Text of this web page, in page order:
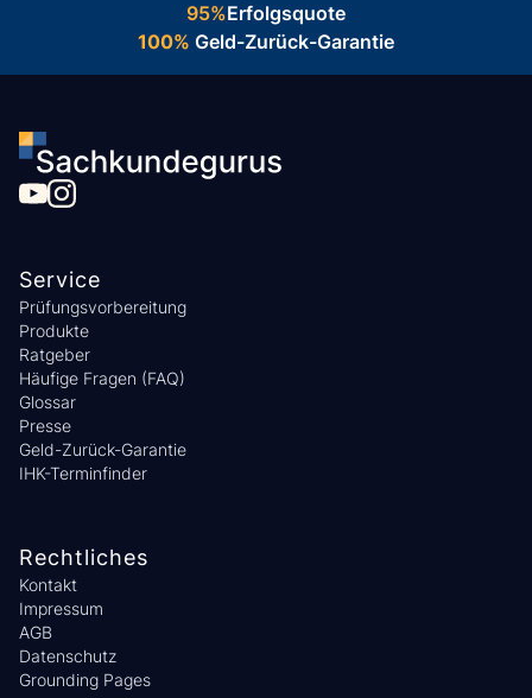
95%Erfolgsquote
100% Geld-Zurück-Garantie
Service
Prüfungsvorbereitung
Produkte
Ratgeber
Häufige Fragen (FAQ)
Glossar
Presse
Geld-Zurück-Garantie
IHK-Terminfinder
Rechtliches
Kontakt
Impressum
AGB
Datenschutz
Grounding Pages